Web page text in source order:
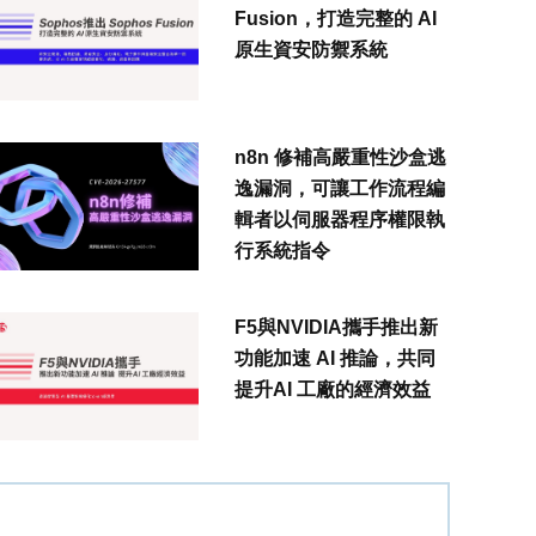
Fusion，打造完整的 AI
原生資安防禦系統
n8n 修補高嚴重性沙盒逃
逸漏洞，可讓工作流程編
輯者以伺服器程序權限執
行系統指令
F5與NVIDIA攜手推出新
功能加速 AI 推論，共同
提升AI 工廠的經濟效益